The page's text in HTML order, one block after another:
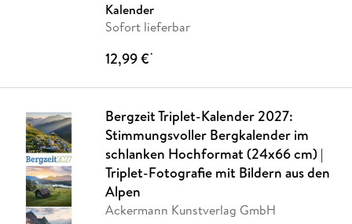
Kalender
Sofort lieferbar
12,99 €*
Bergzeit Triplet-Kalender 2027:
Stimmungsvoller Bergkalender im
schlanken Hochformat (24x66 cm) |
Triplet-Fotografie mit Bildern aus den
Alpen
Ackermann Kunstverlag GmbH